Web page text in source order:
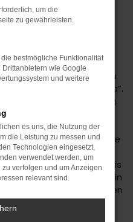
für Ihre Mobilität in
gehen
Aspekte Hand in
für ein klares „Ja“.
ist die Ausstattung.
für einen
ein älteres Baujahr
wählen erhalten Sie
vom Autohaus Daub
einem exzellenten Preis
wieder das Einsteigen in
Mobilität auf den Straßen
ein neues Level heben
geeignet.
um die
zu gewährleisten.
bestmögliche Funktionalität
wie Google
und weitere
es uns, die Nutzung der
die Leistung zu messen und
Technologien eingesetzt,
verwendet werden, um
verfolgen und um Anzeigen
relevant sind.